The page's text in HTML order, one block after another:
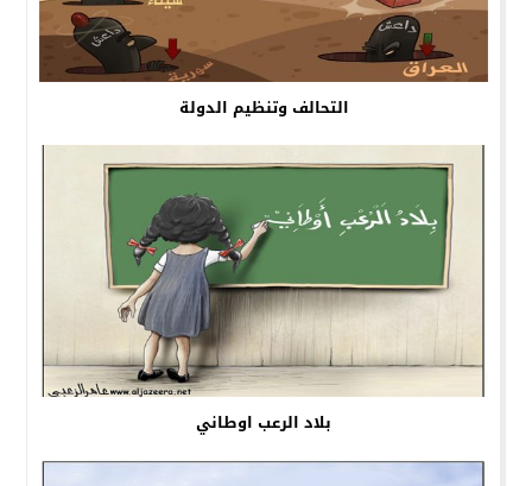
التحالف وتنظيم الدولة
بلاد الرعب اوطاني